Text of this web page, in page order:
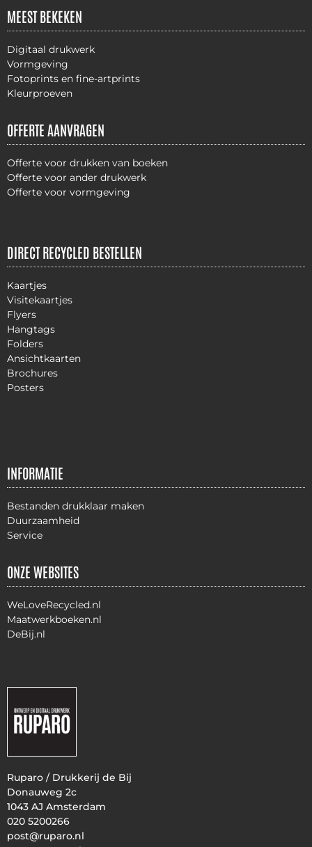
MEEST BEKEKEN
Digitaal drukwerk
Vormgeving
Fotoprints en fine-artprints
Kleurproeven
OFFERTE AANVRAGEN
Offerte voor drukken van boeken
Offerte voor ander drukwerk
Offerte voor vormgeving
DIRECT RECYCLED BESTELLEN
Kaartjes
Visitekaartjes
Flyers
Hangtags
Folders
Ansichtkaarten
Brochures
Posters
INFORMATIE
Bestanden drukklaar maken
Duurzaamheid
Service
ONZE WEBSITES
WeLoveRecycled.nl
Maatwerkboeken.nl
DeBij.nl
Ruparo / Drukkerij de Bij
Donauweg 2c
1043 AJ Amsterdam
020 5200266
post@ruparo.nl